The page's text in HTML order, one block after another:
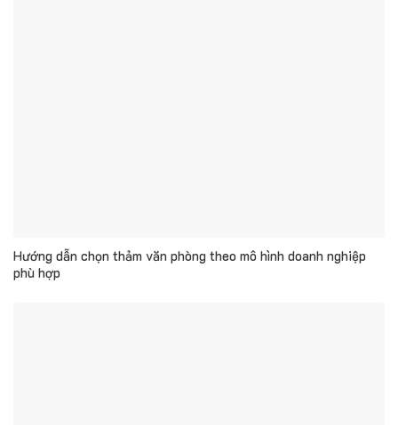
Hướng dẫn chọn thảm văn phòng theo mô hình doanh nghiệp
phù hợp